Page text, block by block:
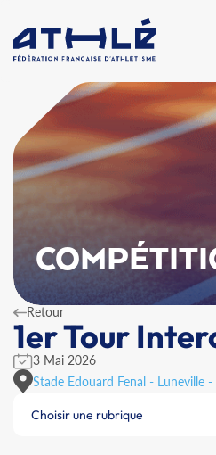
Retour
1er Tour
3 Mai 2026
Stade Edouard Fenal - Luneville
Choisir une rubrique